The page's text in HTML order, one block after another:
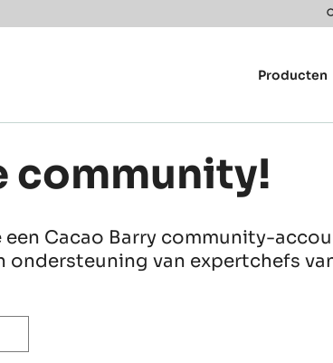
Producten
community!
een Cacao Barry community-
van expertchefs